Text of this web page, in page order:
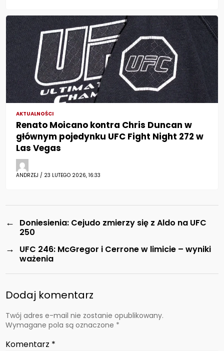
AKTUALNOŚCI
Renato Moicano kontra Chris Duncan w
głównym pojedynku UFC Fight Night 272 w
Las Vegas
ANDRZEJ / 23 LUTEGO 2026, 16:33
←
Doniesienia: Cejudo zmierzy się z Aldo na UFC
250
→
UFC 246: McGregor i Cerrone w limicie – wyniki
ważenia
Dodaj komentarz
Twój adres e-mail nie zostanie opublikowany.
Wymagane pola są oznaczone *
Komentarz *